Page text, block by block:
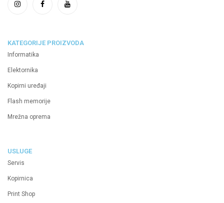
KATEGORIJE PROIZVODA
Informatika
Elektornika
Kopirni uređaji
Flash memorije
Mrežna oprema
USLUGE
Servis
Kopirnica
Print Shop